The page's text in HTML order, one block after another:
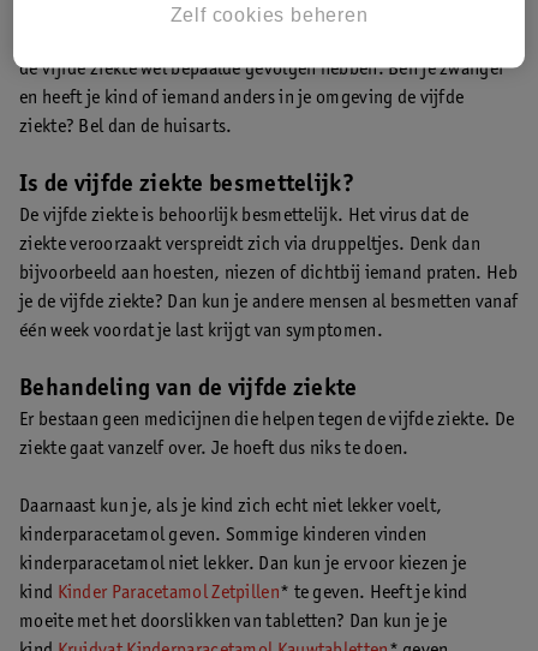
Vijfde ziekte tijdens de zwangerschap
de vijfde ziekte wel bepaalde gevolgen hebben. Ben je zwanger
en heeft je kind of iemand anders in je omgeving de vijfde
ziekte? Bel dan de huisarts.
Is de vijfde ziekte besmettelijk?
De vijfde ziekte is behoorlijk besmettelijk. Het virus dat de
ziekte veroorzaakt verspreidt zich via druppeltjes. Denk dan
bijvoorbeeld aan hoesten, niezen of dichtbij iemand praten. Heb
je de vijfde ziekte? Dan kun je andere mensen al besmetten vanaf
één week voordat je last krijgt van symptomen.
Behandeling van de vijfde ziekte
Er bestaan geen medicijnen die helpen tegen de vijfde ziekte. De
ziekte gaat vanzelf over. Je hoeft dus niks te doen.
Daarnaast kun je, als je kind zich echt niet lekker voelt,
kinderparacetamol geven. Sommige kinderen vinden
kinderparacetamol niet lekker. Dan kun je ervoor kiezen je
kind Kinder Paracetamol Zetpillen* te geven. Heeft je kind
moeite met het doorslikken van tabletten? Dan kun je je
Zelf cookies beheren